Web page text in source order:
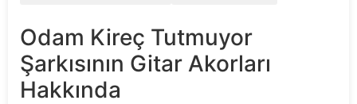
Odam Kireç Tutmuyor
Şarkısının Gitar Akorları
Hakkında